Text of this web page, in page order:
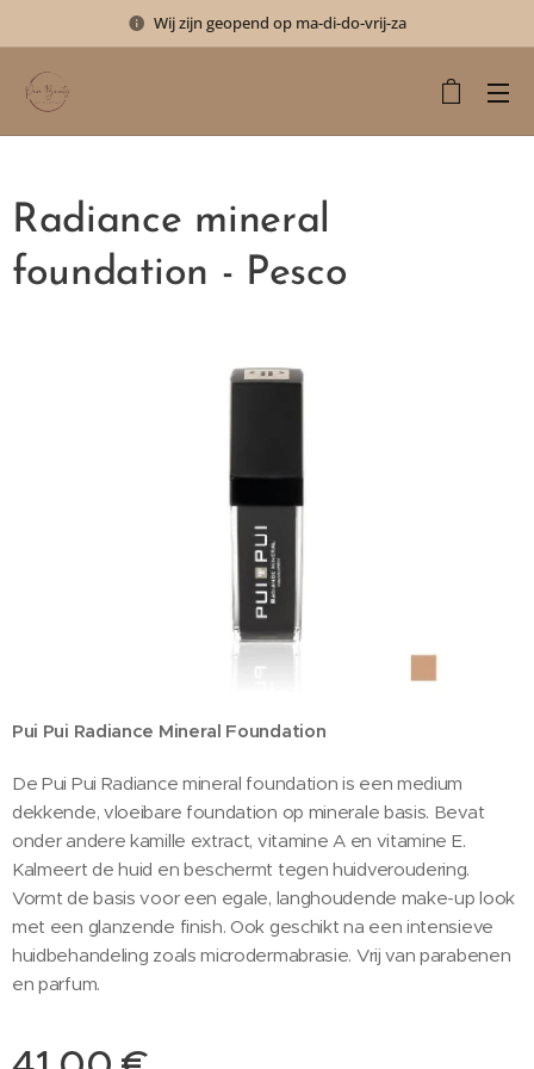
Wij zijn geopend op ma-di-do-vrij-za
Radiance mineral
foundation - Pesco
Pui Pui Radiance Mineral Foundation
De Pui Pui Radiance mineral foundation is een medium
dekkende, vloeibare foundation op minerale basis. Bevat
onder andere kamille extract, vitamine A en vitamine E.
Kalmeert de huid en beschermt tegen huidveroudering.
Vormt de basis voor een egale, langhoudende make-up look
met een glanzende finish. Ook geschikt na een intensieve
huidbehandeling zoals microdermabrasie. Vrij van parabenen
en parfum.